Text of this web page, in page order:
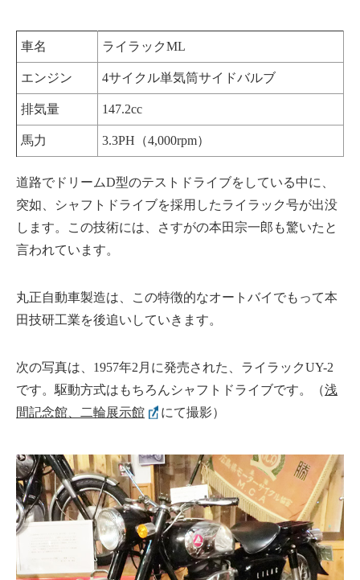
車名 ライラックML
エンジン 4サイクル単気筒サイドバルブ
排気量 147.2cc
馬力 3.3PH（4,000rpm）
道路でドリームD型のテストドライブをしている中に、
突如、シャフトドライブを採用したライラック号が出没
します。この技術には、さすがの本田宗一郎も驚いたと
言われています。
丸正自動車製造は、この特徴的なオートバイでもって本
田技研工業を後追いしていきます。
次の写真は、1957年2月に発売された、ライラックUY-2
です。駆動方式はもちろんシャフトドライブです。（浅
間記念館、二輪展示館
にて撮影）